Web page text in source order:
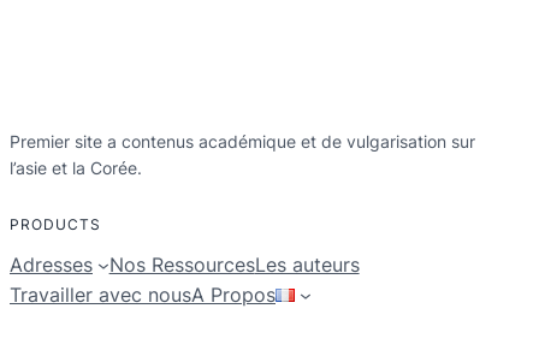
Premier site a contenus académique et de vulgarisation sur
l’asie et la Corée.
PRODUCTS
Adresses Nos RessourcesLes auteurs
Travailler avec nousA Propos